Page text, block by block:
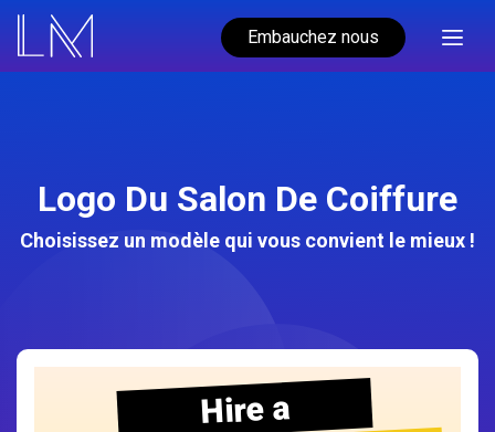
Embauchez nous
Logo Du Salon De Coiffure
Choisissez un modèle qui vous convient le mieux !
Hire a